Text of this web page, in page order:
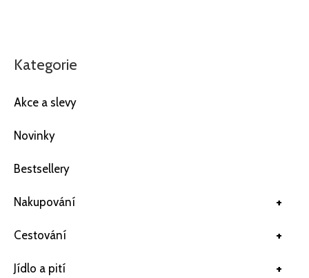
Kategorie
Akce a slevy
Novinky
Bestsellery
+
Nakupování
+
Cestování
+
Jídlo a pití